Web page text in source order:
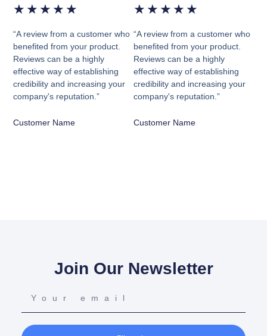
★ ★ ★ ★ ★
“A review from a customer who
benefited from your product.
Reviews can be a highly
effective way of establishing
credibility and increasing your
company's reputation.”
Customer Name
★ ★ ★ ★ ★
“A review from a customer who
benefited from your product.
Reviews can be a highly
effective way of establishing
credibility and increasing your
company's reputation.”
Customer Name
Join Our Newsletter